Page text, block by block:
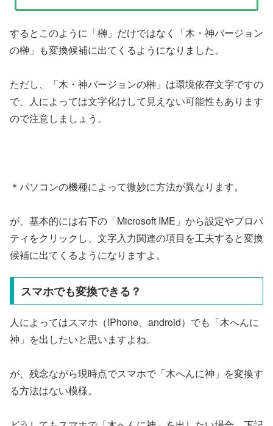
するとこのように「榊」だけではなく「木・神バージョン
の榊」も変換候補に出てくるようになりました。
ただし、「木・神バージョンの榊」は環境依存文字ですの
で、人によっては文字化けして見えない可能性もあります
ので注意しましょう。
＊パソコンの機種によって微妙に方法が異なります。
が、基本的には右下の「Microsoft IME」から設定やプロパ
ティをクリックし、文字入力関連の項目を工夫すると変換
候補に出てくるようになりますよ。
スマホでも変換できる？
人によってはスマホ（iPhone、android）でも「木へんに
神」を出したいと思いますよね。
が、残念ながら現時点でスマホで「木へんに神」を変換す
る方法はない模様。